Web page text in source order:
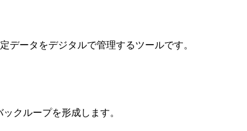
データをデジタルで管理するツールです。
クループを形成します。